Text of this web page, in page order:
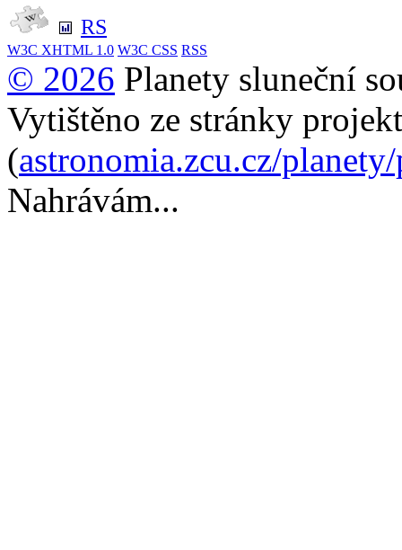
RS
W3C XHTML 1.0 W3C CSS RSS
© 2026 Planety sluneční
Vytištěno ze stránky
(astronomia.zcu.cz/
Nahrávám...